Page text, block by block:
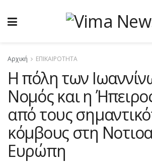
Αρχική ΕΠΙΚΑΙΡΟΤΗΤΑ
H πόλη των
Νομός και η
από τους
κόμβους στη
Ευρώπη